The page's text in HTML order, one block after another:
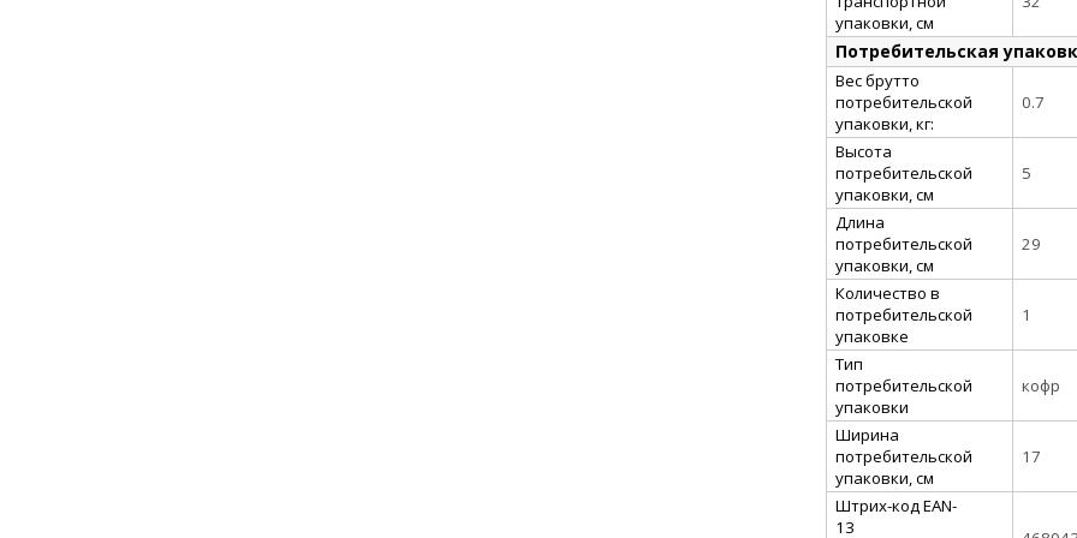
упаковки, см
Потребительская
Вес брутто
потребительской
упаковки, кг:
0.7
Высота
потребительской
упаковки, см
5
Длина
потребительской
упаковки, см
29
Количество в
потребительской
упаковке
1
Тип
потребительской
упаковки
кофр
Ширина
потребительской
упаковки, см
17
Штрих-код EAN-
13